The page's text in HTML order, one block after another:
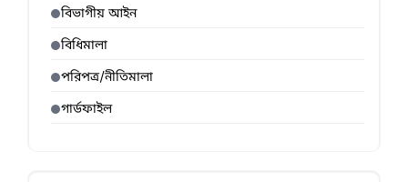
বিভাগীয় আইন
বিধিমালা
পরিপত্র/নীতিমালা
গার্ডফাইল